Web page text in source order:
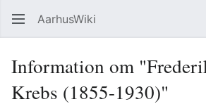
AarhusWiki
Information om
Krebs (1855-1930)"